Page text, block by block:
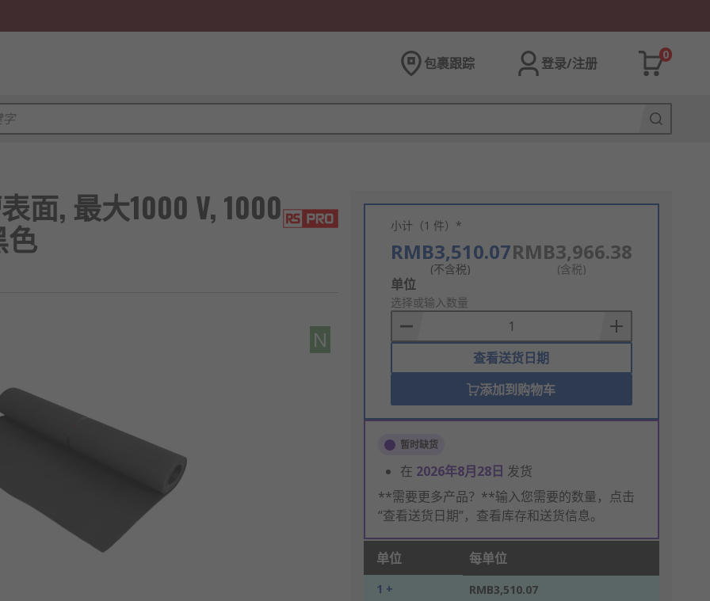
包裹跟踪 登录/注册
0
面, 最大1000 V, 1000
色
N
小计（1 件）*
RMB3,510.07
(不含税)
RMB3,966.38
(含税)
Add
to
Basket
单位
选择或输入数量
查看送货日期
添加到购物车
暂时缺货
在 2026年8月28日 发货
**需要更多产品？**输入您需要的数量，点击
“查看送货日期”，查看库存和送货信息。
单位 每单位
1 + RMB3,510.07